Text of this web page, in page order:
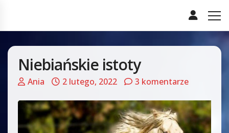
Niebiańskie istoty
Ania 2 lutego, 2022 3 komentarze